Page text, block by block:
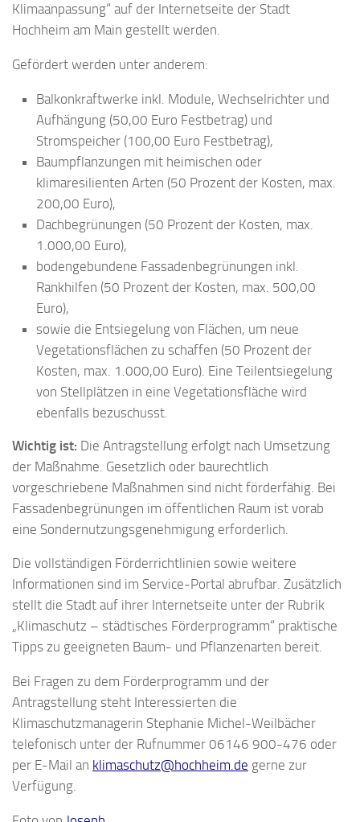
Klimaanpassung“ auf der Internetseite der Stadt
Hochheim am Main gestellt werden.
Gefördert werden unter anderem:
Balkonkraftwerke inkl. Module, Wechselrichter und
Aufhängung (50,00 Euro Festbetrag) und
Stromspeicher (100,00 Euro Festbetrag),
Baumpflanzungen mit heimischen oder
klimaresilienten Arten (50 Prozent der Kosten, max.
200,00 Euro),
Dachbegrünungen (50 Prozent der Kosten, max.
1.000,00 Euro),
bodengebundene Fassadenbegrünungen inkl.
Rankhilfen (50 Prozent der Kosten, max. 500,00
Euro),
sowie die Entsiegelung von Flächen, um neue
Vegetationsflächen zu schaffen (50 Prozent der
Kosten, max. 1.000,00 Euro). Eine Teilentsiegelung
von Stellplätzen in eine Vegetationsfläche wird
ebenfalls bezuschusst.
Wichtig ist: Die Antragstellung erfolgt nach Umsetzung
der Maßnahme. Gesetzlich oder baurechtlich
vorgeschriebene Maßnahmen sind nicht förderfähig. Bei
Fassadenbegrünungen im öffentlichen Raum ist vorab
eine Sondernutzungsgenehmigung erforderlich.
Die vollständigen Förderrichtlinien sowie weitere
Informationen sind im Service-Portal abrufbar. Zusätzlich
stellt die Stadt auf ihrer Internetseite unter der Rubrik
„Klimaschutz – städtisches Förderprogramm“ praktische
Tipps zu geeigneten Baum- und Pflanzenarten bereit.
Bei Fragen zu dem Förderprogramm und der
Antragstellung steht Interessierten die
Klimaschutzmanagerin Stephanie Michel-Weilbächer
telefonisch unter der Rufnummer 06146 900-476 oder
per E-Mail an klimaschutz@hochheim.de gerne zur
Verfügung.